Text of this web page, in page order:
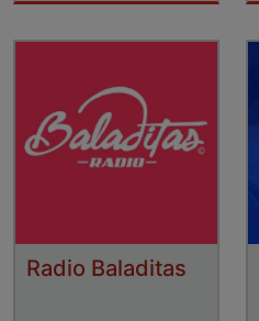
Radio Baladitas